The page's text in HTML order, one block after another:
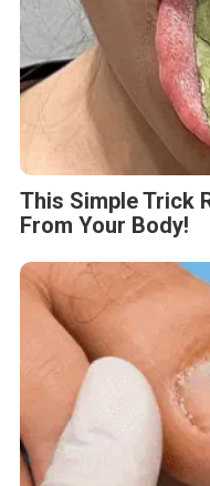
This Simple Trick
From Your Body!